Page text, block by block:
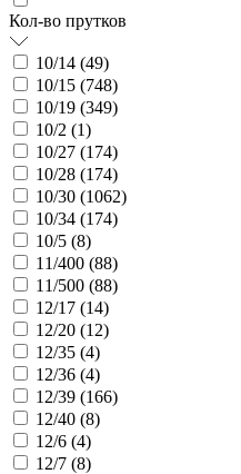
Кол-во прутков
10/14 (49)
10/15 (748)
10/19 (349)
10/2 (1)
10/27 (174)
10/28 (174)
10/30 (1062)
10/34 (174)
10/5 (8)
11/400 (88)
11/500 (88)
12/17 (14)
12/20 (12)
12/35 (4)
12/36 (4)
12/39 (166)
12/40 (8)
12/6 (4)
12/7 (8)